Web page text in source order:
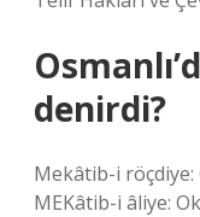
denirdi?
Mekâtib-i
MEKâtib-i âliye: